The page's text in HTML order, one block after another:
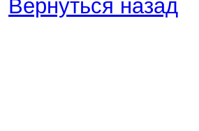
Вернуться назад